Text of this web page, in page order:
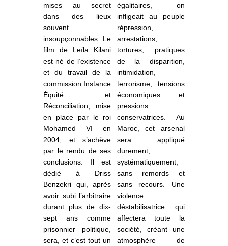
mises au secret
dans des lieux
souvent
insoupçonnables. Le
film de Leïla Kilani
est né de l’existence
et du travail de la
commission Instance
Équité et
Réconciliation,
mise
en place par le roi
Mohamed VI en
2004, et s’achève
par le rendu de ses
conclusions. Il est
dédié à Driss
Benzekri qui, après
avoir subi l’arbitraire
durant plus de dix-
sept ans comme
prisonnier politique,
sera, et c’est tout un
égalitaires, on
infligeait au peuple
répression,
arrestations,
tortures, pratiques
de la disparition,
intimidation,
terrorisme, tensions
économiques et
pressions
conservatrices. Au
Maroc, cet arsenal
sera appliqué
durement,
systématiquement,
sans remords et
sans recours. Une
violence
déstabilisatrice qui
affectera toute la
société, créant une
atmosphère de